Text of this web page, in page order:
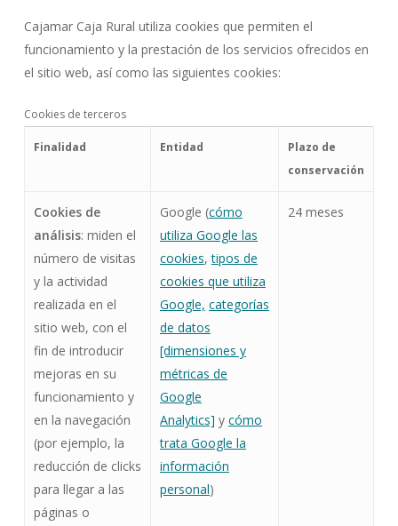
Cajamar Caja Rural utiliza cookies que permiten el
funcionamiento y la prestación de los servicios ofrecidos en
el sitio web, así como las siguientes cookies:
Cookies de terceros
Finalidad Entidad
Plazo de
conservación
Cookies de
análisis: miden el
número de visitas
y la actividad
realizada en el
sitio web, con el
fin de introducir
mejoras en su
funcionamiento y
en la navegación
(por ejemplo, la
reducción de clicks
para llegar a las
páginas o
Google (cómo
utiliza Google las
cookies,tipos de
cookies que utiliza
Google, categorías
de datos
[dimensiones y
métricas de
Google
Analytics] y cómo
trata Google la
información
personal)
24 meses